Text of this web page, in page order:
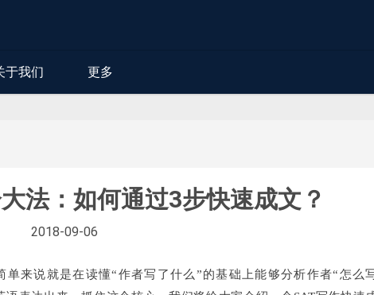
于我们 更多
法：如何通过3步快速成文？
2018-09-06
单来说就是在读懂“作者写了什么”的基础上能够分析作者“怎么